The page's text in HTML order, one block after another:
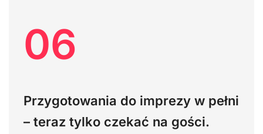
06
Przygotowania do imprezy w pełni
– teraz tylko czekać na gości.